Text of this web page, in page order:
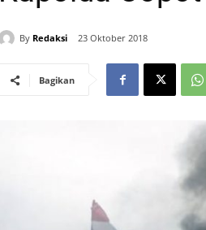
By Redaksi 23 Oktober 2018
Bagikan